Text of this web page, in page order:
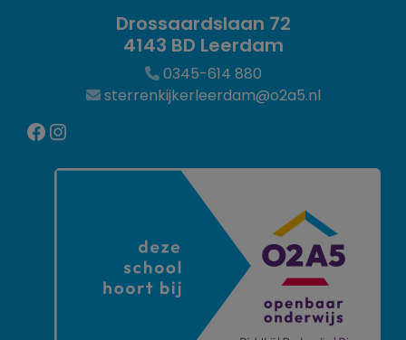
Drossaardslaan 72
4143 BD Leerdam
0345-614 880
sterrenkijkerleerdam@o2a5.nl
Facebook Instagram